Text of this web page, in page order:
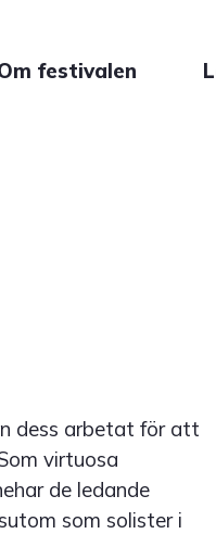
festivalen
dess arbetat för att
virtuosa
de ledande
som solister i